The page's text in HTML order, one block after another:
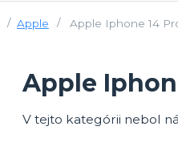
Apple Apple Iphone 14
Apple
V tejto kategórii nebol